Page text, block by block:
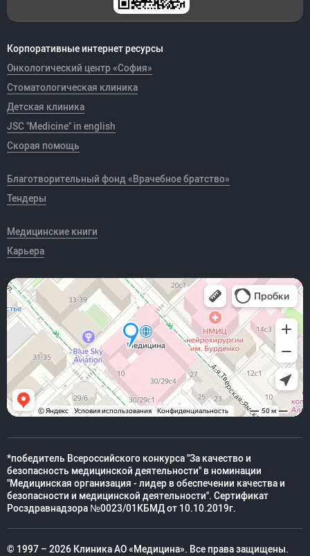
Корпоративные интернет ресурсы
Онкологический центр «София»
Стоматологическая клиника
Детская клиника
JSC "Medicine" in english
Скорая помощь
Благотворительный фонд «Врачебное братство»
Тендеры
Медицинские книги
Карьера
*победитель Всероссийского конкурса "За качество и
безопасность медицинской деятельности" в номинации
"Медицинская организация - лидер в обеспечении качества и
безопасности и медицинской деятельности". Сертификат
Росздравнадзора №0023/01КБМД от 10.10.2019г.
© 1997 – 2026 Клиника АО «Медицина». Все права защищены.